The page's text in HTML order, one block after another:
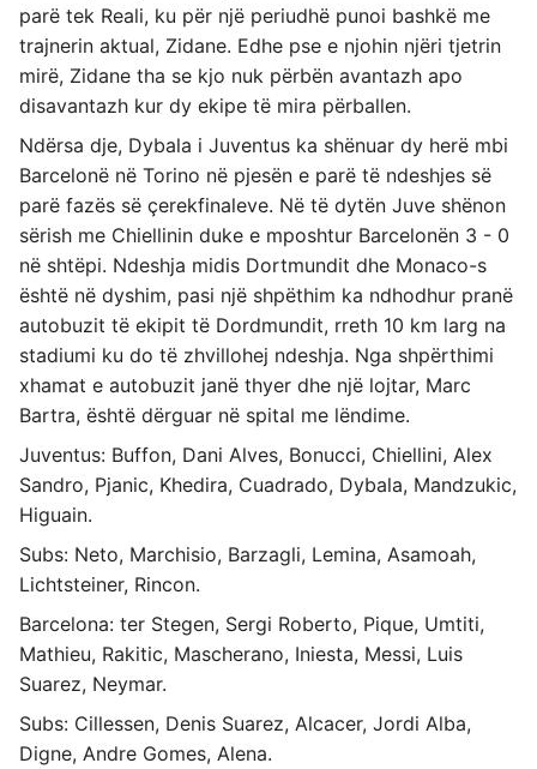
parë tek Reali, ku për një periudhë punoi bashkë me
trajnerin aktual, Zidane. Edhe pse e njohin njëri tjetrin
mirë, Zidane tha se kjo nuk përbën avantazh apo
disavantazh kur dy ekipe të mira përballen.
Ndërsa dje, Dybala i Juventus ka shënuar dy herë mbi
Barcelonë në Torino në pjesën e parë të ndeshjes së
parë fazës së çerekfinaleve. Në të dytën Juve shënon
sërish me Chiellinin duke e mposhtur Barcelonën 3 - 0
në shtëpi. Ndeshja midis Dortmundit dhe Monaco-s
është në dyshim, pasi një shpëthim ka ndhodhur pranë
autobuzit të ekipit të Dordmundit, rreth 10 km larg na
stadiumi ku do të zhvillohej ndeshja. Nga shpërthimi
xhamat e autobuzit janë thyer dhe një lojtar, Marc
Bartra, është dërguar në spital me lëndime.
Juventus: Buffon, Dani Alves, Bonucci, Chiellini, Alex
Sandro, Pjanic, Khedira, Cuadrado, Dybala, Mandzukic,
Higuain.
Subs: Neto, Marchisio, Barzagli, Lemina, Asamoah,
Lichtsteiner, Rincon.
Barcelona: ter Stegen, Sergi Roberto, Pique, Umtiti,
Mathieu, Rakitic, Mascherano, Iniesta, Messi, Luis
Suarez, Neymar.
Subs: Cillessen, Denis Suarez, Alcacer, Jordi Alba,
Digne, Andre Gomes, Alena.